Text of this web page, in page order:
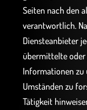
Seiten nach den
verantwortlich.
Diensteanbieter
übermittelte
Informationen zu
Umständen zu
Tätigkeit